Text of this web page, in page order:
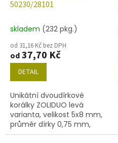
50230/28101
skladem (232 pkg.)
od 31,16 Kč bez DPH
od37,70 Kč
DETAIL
Unikátní dvoudírkové
korálky ZOLIDUO levá
varianta, velikost 5x8 mm,
průměr dírky 0,75 mm,
obsah balení 20 ks nebo